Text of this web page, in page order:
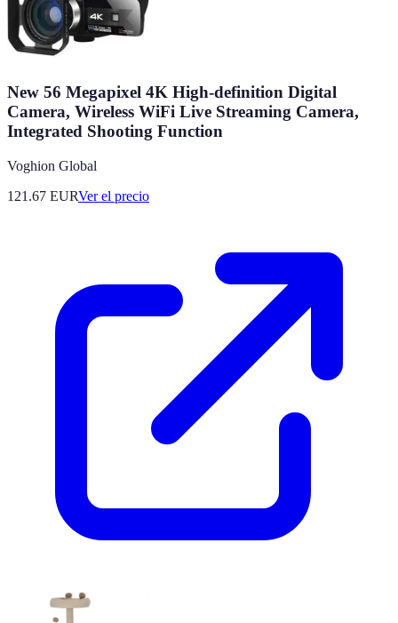
New 56 Megapixel 4K High-definition Digital
Camera, Wireless WiFi Live Streaming Camera,
Integrated Shooting Function
Voghion Global
121.67 EURVer el precio